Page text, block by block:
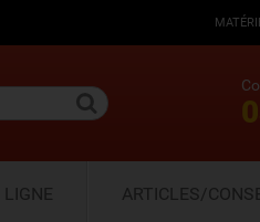
LIGNE ARTICLES/